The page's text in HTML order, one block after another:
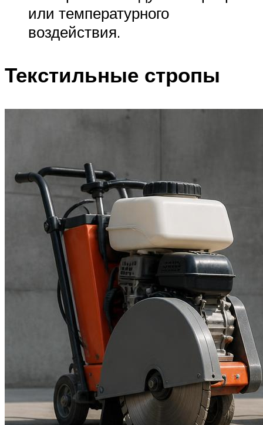
или температурного
воздействия.
Текстильные стропы